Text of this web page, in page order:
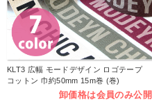
KLT3 広幅 モードデザイン ロゴテープ
コットン 巾約50mm 15m巻 (巻)
卸価格は会員のみ公開